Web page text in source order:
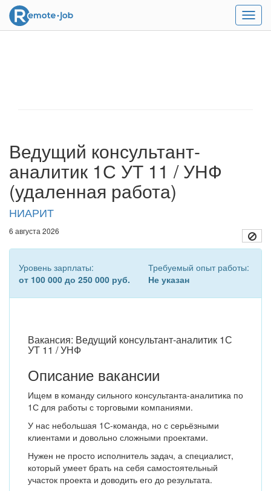
Меню
Ведущий консультант-
аналитик 1С УТ 11 / УНФ
(удаленная работа)
НИАРИТ
6 августа 2026
Уровень зарплаты:
от 100 000 до 250 000 руб.
Требуемый опыт работы:
Не указан
Вакансия: Ведущий консультант-аналитик 1С
УТ 11 / УНФ
Описание вакансии
Ищем в команду сильного консультанта-аналитика по
1С для работы с торговыми компаниями.
У нас небольшая 1С-команда, но с серьёзными
клиентами и довольно сложными проектами.
Нужен не просто исполнитель задач, а специалист,
который умеет брать на себя самостоятельный
участок проекта и доводить его до результата.